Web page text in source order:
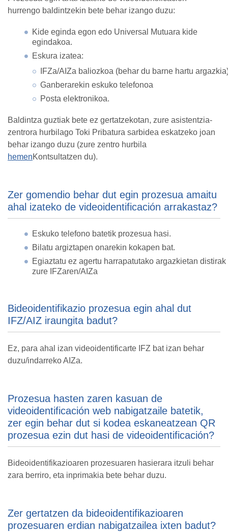
hurrengo baldintzekin bete behar izango duzu:
Kide eginda egon edo Universal Mutuara kide
egindakoa.
Eskura izatea:
IFZa/AIZa baliozkoa (behar du barne hartu
Ganberarekin eskuko telefonoa
Posta elektronikoa.
Baldintza guztiak bete ez gertatzekotan, zure asistentzia-
zentrora hurbilago Toki Pribatura sarbidea eskatzeko joan
behar izango duzu (zure zentro hurbila
hemenKontsultatzen du).
Zer gomendio behar dut egin prozesua amaitu
ahal izateko de videoidentificación arrakastaz?
Eskuko telefono batetik prozesua hasi.
Bilatu argiztapen onarekin kokapen bat.
Egiaztatu ez agertu harrapatutako argazkietan distirak
zure IFZaren/AIZa
Bideoidentifikazio prozesua egin ahal dut
IFZ/AIZ iraungita badut?
Ez, para ahal izan videoidentificarte IFZ bat izan behar
duzu/indarreko AIZa.
Prozesua hasten zaren kasuan de
videoidentificación web nabigatzaile batetik,
zer egin behar dut si kodea eskaneatzean QR
prozesua ezin dut hasi de videoidentificación?
Bideoidentifikazioaren prozesuaren hasierara itzuli behar
zara berriro, eta inprimakia bete behar duzu.
Zer gertatzen da bideoidentifikazioaren
prozesuaren erdian nabigatzailea ixten badut?